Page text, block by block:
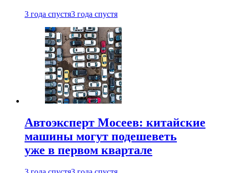
3 года спустя3 года спустя
Автоэксперт Мосеев: китайские
машины могут подешеветь
уже в первом квартале